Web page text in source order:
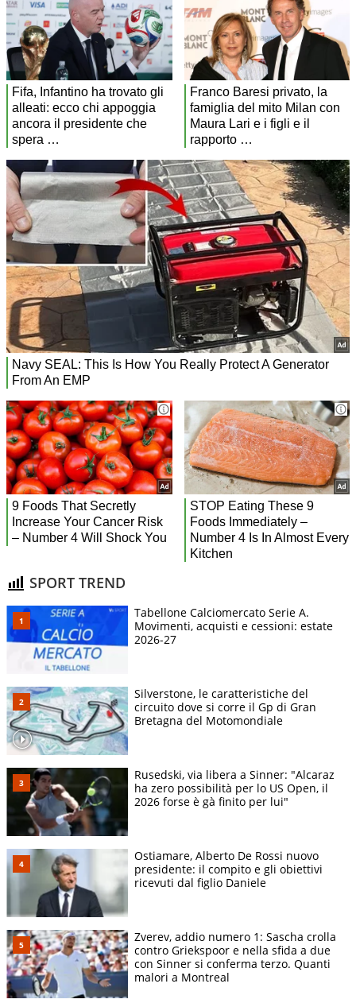
SPORT TREND
Tabellone Calciomercato Serie A.
Movimenti, acquisti e cessioni: estate
2026-27
Silverstone, le caratteristiche del
circuito dove si corre il Gp di Gran
Bretagna del Motomondiale
Rusedski, via libera a Sinner: "Alcaraz
ha zero possibilità per lo US Open, il
2026 forse è gà finito per lui"
Ostiamare, Alberto De Rossi nuovo
presidente: il compito e gli obiettivi
ricevuti dal figlio Daniele
Zverev, addio numero 1: Sascha crolla
contro Griekspoor e nella sfida a due
con Sinner si conferma terzo. Quanti
malori a Montreal